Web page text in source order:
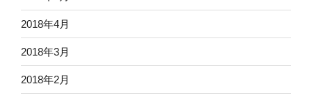
2018年4月
2018年3月
2018年2月